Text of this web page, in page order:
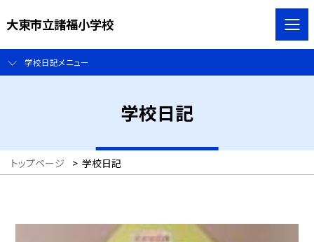
大東市立諸福小学校
学校日記メニュー
学校日記
トップページ > 学校日記